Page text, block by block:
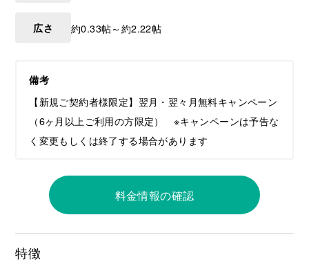
広さ 約0.33帖～約2.22帖
備考
【新規ご契約者様限定】翌月・翌々月無料キャンペーン
（6ヶ月以上ご利用の方限定） ※キャンペーンは予告な
く変更もしくは終了する場合があります
料金情報の確認
特徴